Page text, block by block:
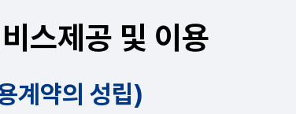
스제공 및 이용
계약의 성립)